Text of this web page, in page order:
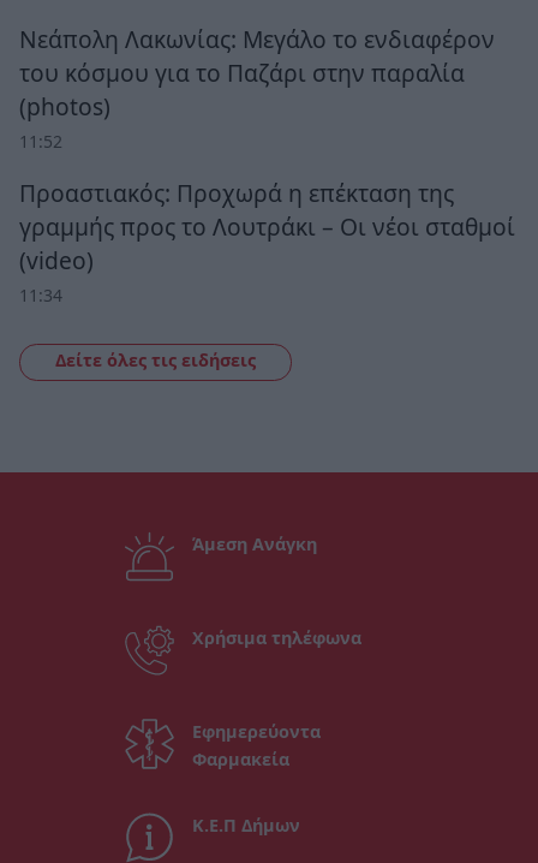
Νεάπολη Λακωνίας: Μεγάλο το ενδιαφέρον
του κόσμου για το Παζάρι στην παραλία
(photos)
11:52
Προαστιακός: Προχωρά η επέκταση της
γραμμής προς το Λουτράκι – Οι νέοι σταθμοί
(video)
11:34
Δείτε όλες τις ειδήσεις
Άμεση Ανάγκη
Χρήσιμα τηλέφωνα
Εφημερεύοντα
Φαρμακεία
Κ.Ε.Π Δήμων